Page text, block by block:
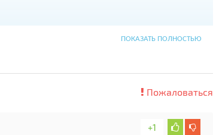
ПОКАЗАТЬ ПОЛНОСТЬЮ
Пожаловаться
+1